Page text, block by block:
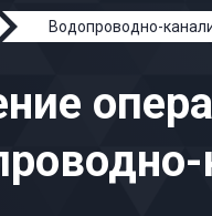
Водопроводно-